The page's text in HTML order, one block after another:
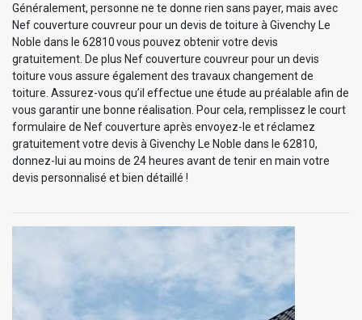
Généralement, personne ne te donne rien sans payer, mais avec
Nef couverture couvreur pour un devis de toiture à Givenchy Le
Noble dans le 62810 vous pouvez obtenir votre devis
gratuitement. De plus Nef couverture couvreur pour un devis
toiture vous assure également des travaux changement de
toiture. Assurez-vous qu’il effectue une étude au préalable afin de
vous garantir une bonne réalisation. Pour cela, remplissez le court
formulaire de Nef couverture après envoyez-le et réclamez
gratuitement votre devis à Givenchy Le Noble dans le 62810,
donnez-lui au moins de 24 heures avant de tenir en main votre
devis personnalisé et bien détaillé !